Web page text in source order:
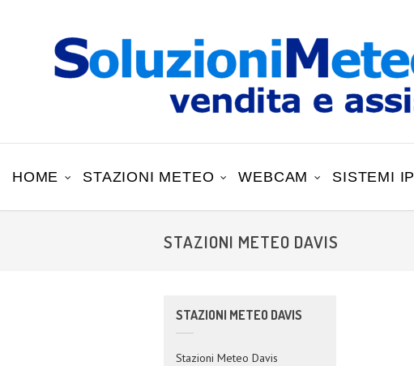
HOME STAZIONI METEO WEBCAM SISTEMI IP
STAZIONI METEO DAVIS
STAZIONI METEO DAVIS
Stazioni Meteo Davis